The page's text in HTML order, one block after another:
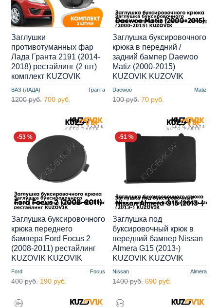
ВАЗ (ЛАДА) Гранта
Заглушки
противотуманных фар
Лада Гранта 2191 (2014-
2018) рестайлинг (2 шт)
комплект KUZOVIK
1200 руб. 700 руб.
Daewoo Matiz
Заглушка буксировочного
крюка в передний /
задний бампер Daewoo
Matiz (2000-2015)
KUZOVIK KUZOVIK
100 руб. 70 руб.
-53 %
Ford Focus
Заглушка буксировочного
крюка переднего
бампера Ford Focus 2
(2008-2011) рестайлинг
KUZOVIK KUZOVIK
400 руб. 190 руб.
-51 %
Nissan Almera
Заглушка под
буксировочный крюк в
передний бампер Nissan
Almera G15 (2013-)
KUZOVIK KUZOVIK
1400 руб. 690 руб.